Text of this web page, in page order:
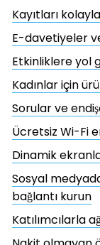
Kayıtları
E-davetiyeler
Etkinliklere yol
Kadınlar için
Sorular ve
Ücretsiz Wi-Fi
Dinamik
Sosyal
bağlantı kurun
Katılımcılarla